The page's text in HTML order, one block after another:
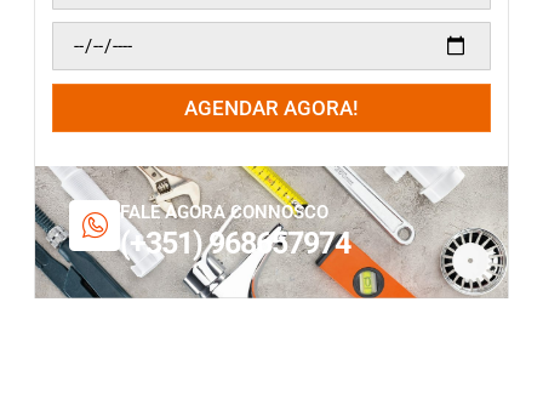
AGENDAR AGORA!
FALE AGORA CONNOSCO
(+351) 968657974